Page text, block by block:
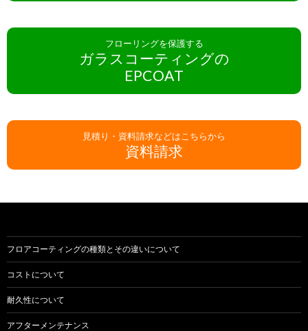
フローリングを保護する
ガラスコーティングの
EPCOAT
見積り・資料請求などはこちらから
資料請求
フロアコーティングの種類とその違いについて
コストについて
耐久性について
アフターメンテナンス